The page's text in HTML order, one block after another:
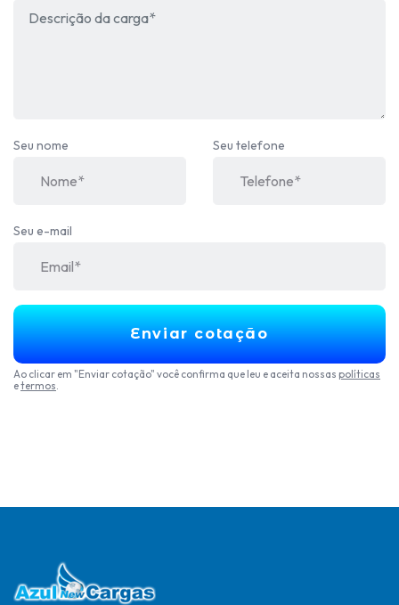
Seu nome Seu telefone
Seu e-mail
Ao clicar em "Enviar cotação" você confirma que leu e aceita nossas políticas
etermos.
Enviar cotação